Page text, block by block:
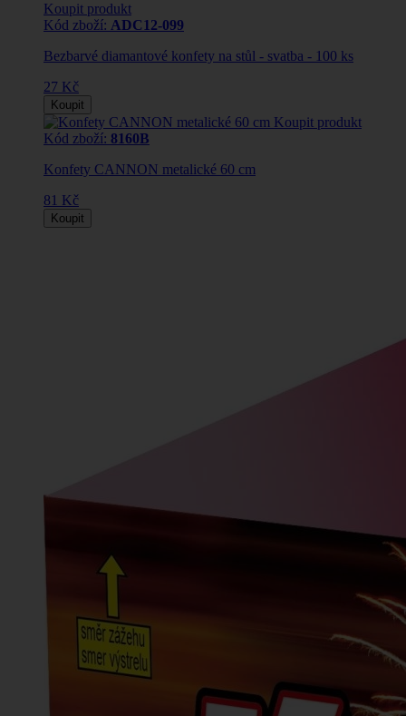
Koupit produkt
Kód zboží: ADC12-099
Bezbarvé diamantové konfety na stůl - svatba - 100 ks
27 Kč
Koupit
Koupit produkt
Kód zboží: 8160B
Konfety CANNON metalické 60 cm
81 Kč
Koupit